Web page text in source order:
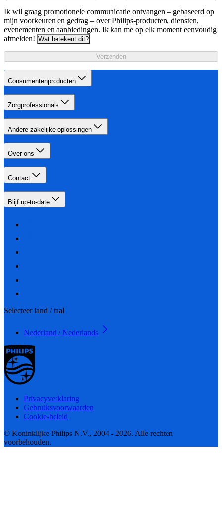
Ik wil graag promotionele communicatie ontvangen – gebaseerd op
mijn voorkeuren en gedrag – over Philips-producten, diensten,
evenementen en aanbiedingen. Ik kan me op elk moment eenvoudig
afmelden! Wat betekent dit?
Verzenden
Consumentenproducten
Zorgprofessionals
Andere zakelijke oplossingen
Over ons
Contact
Blijf up-to-date
Selecteer land / taal
Nederland / Nederlands
Privacyverklaring
Gebruiksvoorwaarden
Cookie-beleid
© Koninklijke Philips N.V., 2004 - 2026. Alle rechten
voorbehouden.